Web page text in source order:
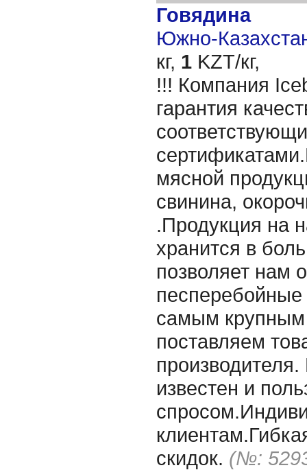
Говядина
Южно-
кг, 1 KZT/кг,
!!! Компания
гарантия
мясной
свинина,
.Продукция на
хранится в
позволяет нам
песперебойные
самым
поставляем
известен и
скидок. (№: